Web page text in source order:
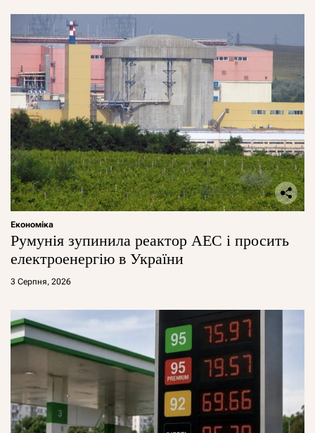
Економіка
Румунія зупинила реактор АЕС і просить
електроенергію в України
3 Серпня, 2026